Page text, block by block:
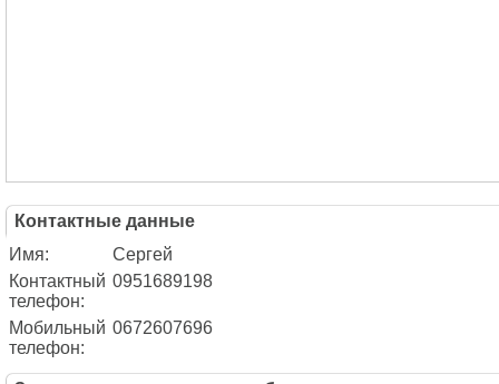
Контактные данные
Имя:
Сергей
Контактный
телефон:
0951689198
Мобильный
телефон:
0672607696